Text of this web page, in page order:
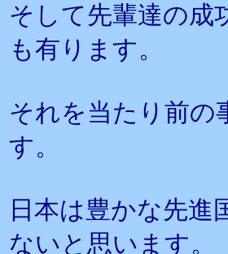
そして先輩達の成
も有ります。
それを当たり前の
す。
日本は豊かな先
ないと思います。